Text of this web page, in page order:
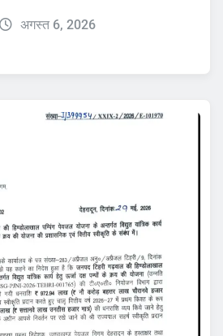
अगस्त 6, 2026